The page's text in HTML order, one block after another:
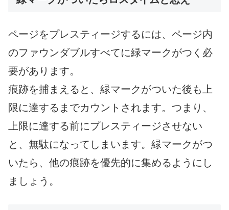
ページをプレスティージするには、ページ内
のファウンダブルすべてに緑マークがつく必
要があります。
痕跡を捕まえると、緑マークがついた後も上
限に達するまでカウントされます。つまり、
上限に達する前にプレスティージさせない
と、無駄になってしまいます。緑マークがつ
いたら、他の痕跡を優先的に集めるようにし
ましょう。